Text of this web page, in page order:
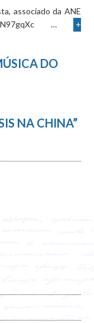
associado da ANE
…
+
DO
NA CHINA”